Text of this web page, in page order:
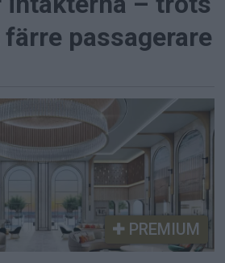
passagerare
PREMIUM